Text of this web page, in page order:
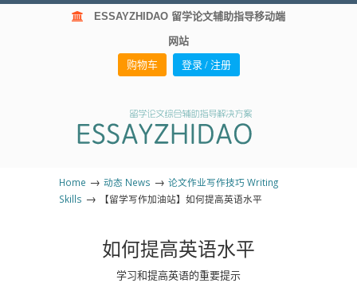
ESSAYZHIDAO 留学论文辅助指导移动端
网站
购物车 登录 / 注册
Home → 动态 News → 论文作业写作技巧 Writing
Skills → 【留学写作加油站】如何提高英语水平
如何提高英语水平
学习和提高英语的重要提示